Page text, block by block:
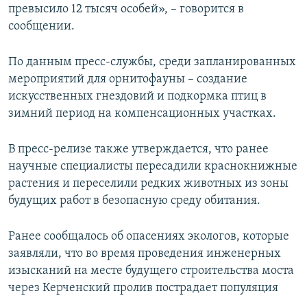
превысило 12 тысяч особей», – говорится в
сообщении.
По данным пресс-службы, среди запланированных
мероприятий для орнитофауны – создание
искусственных гнездовий и подкормка птиц в
зимний период на компенсационных участках.
В пресс-релизе также утверждается, что ранее
научные специалисты пересадили краснокнижные
растения и переселили редких животных из зоны
будущих работ в безопасную среду обитания.
Ранее сообщалось об опасениях экологов, которые
заявляли, что во время проведения инженерных
изысканий на месте будущего строительства моста
через Керченский пролив пострадает популяция